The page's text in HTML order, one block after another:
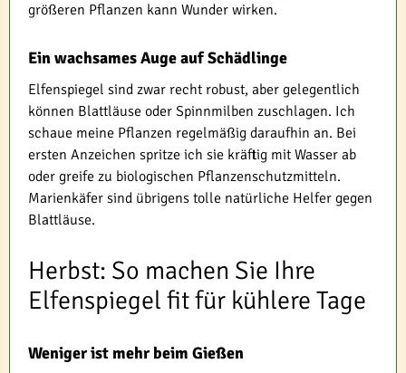
größeren Pflanzen kann Wunder wirken.
Ein wachsames Auge auf Schädlinge
Elfenspiegel sind zwar recht robust, aber gelegentlich
können Blattläuse oder Spinnmilben zuschlagen. Ich
schaue meine Pflanzen regelmäßig daraufhin an. Bei
ersten Anzeichen spritze ich sie kräftig mit Wasser ab
oder greife zu biologischen Pflanzenschutzmitteln.
Marienkäfer sind übrigens tolle natürliche Helfer gegen
Blattläuse.
Herbst: So machen Sie Ihre
Elfenspiegel fit für kühlere Tage
Weniger ist mehr beim Gießen